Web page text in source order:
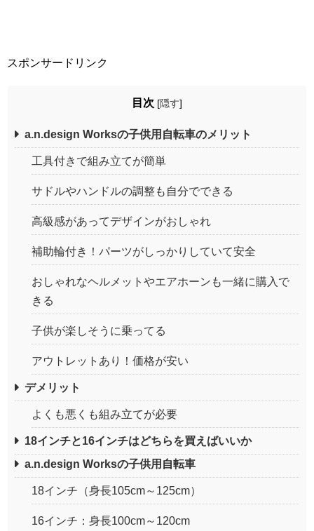
スポンサードリンク
目次 [隠す]
a.n.design Worksの子供用自転車のメリット
工具付きで組み立てが簡単
サドルやハンドルの調整も自分でできる
高級感があってデザインがおしゃれ
補助輪付き！パーツがしっかりしていて安全
おしゃれなヘルメットやエアホーンも一緒に購入で
きる
子供が楽しそうに乗ってる
アウトレットあり！価格が安い
デメリット
よくも悪くも組み立てが必要
18インチと16インチはどちらを買えばいいか
a.n.design Worksの子供用自転車
18インチ（身長105cm～125cm）
16インチ：身長100cm～120cm